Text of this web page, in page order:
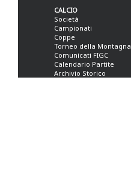
CALCIO
Società
Campionati
Coppe
Torneo della Montagna
Comunicati FIGC
Calendario Partite
Archivio Storico